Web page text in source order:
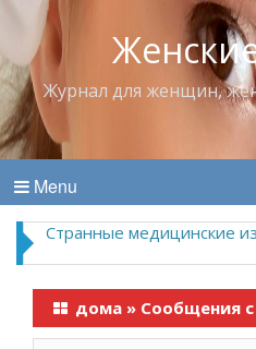
Журнал для женщин,
Menu
Странные медицинские
дома » Сообщения